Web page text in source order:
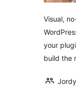
Visual,
your
build the